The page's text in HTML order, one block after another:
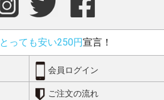
とっても安い250円宣言！
会員ログイン
ご注文の流れ